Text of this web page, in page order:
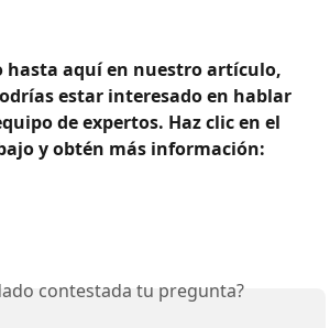
hasta aquí en nuestro artículo,
estar interesado en hablar
de expertos. Haz clic en el
y obtén más información:
contestada tu pregunta?